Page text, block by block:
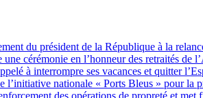
du président de la République à la
cérémonie en l’honneur des retraités
à interrompre ses vacances et quitter
l’initiative nationale « Ports Bleus » pour la
des opérations de propreté et met